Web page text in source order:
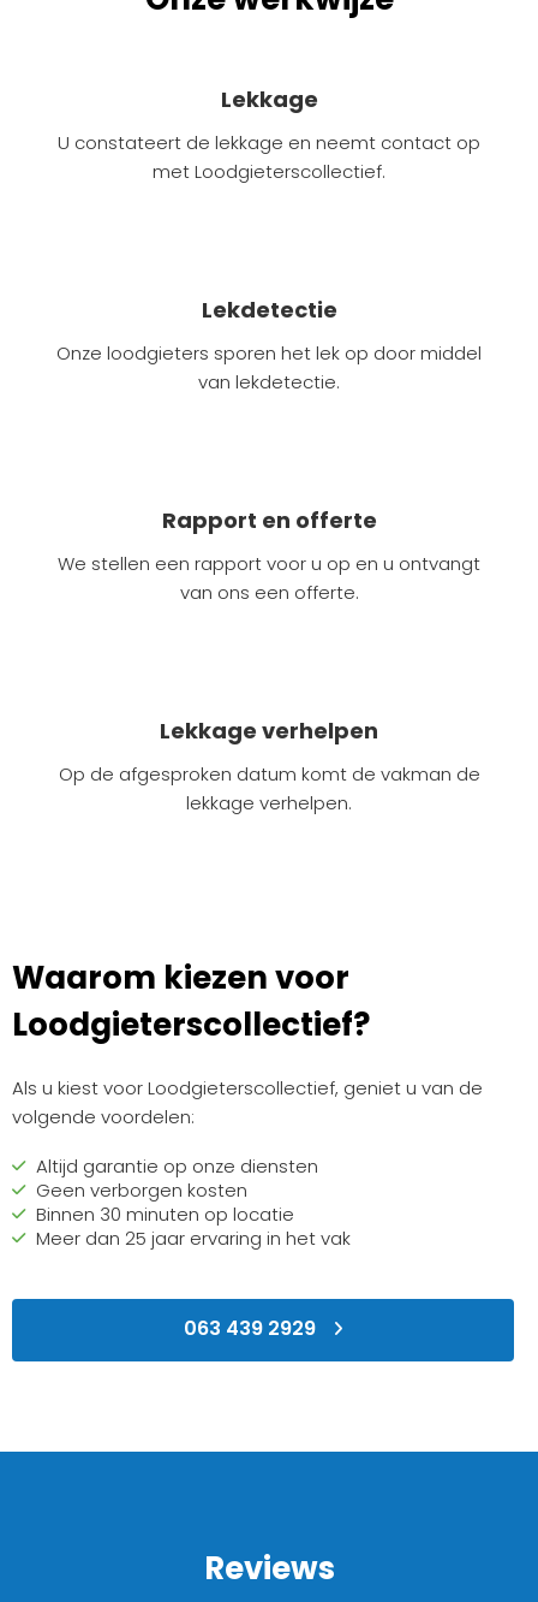
Lekkage
U constateert de lekkage en neemt contact op
met Loodgieterscollectief.
Lekdetectie
Onze loodgieters sporen het lek op door middel
van lekdetectie.
Rapport en offerte
We stellen een rapport voor u op en u ontvangt
van ons een offerte.
Lekkage verhelpen
Op de afgesproken datum komt de vakman de
lekkage verhelpen.
Waarom kiezen voor
Loodgieterscollectief?
Als u kiest voor Loodgieterscollectief, geniet u van de
volgende voordelen:
Altijd garantie op onze diensten
Geen verborgen kosten
Binnen 30 minuten op locatie
Meer dan 25 jaar ervaring in het vak
063 439 2929
Reviews